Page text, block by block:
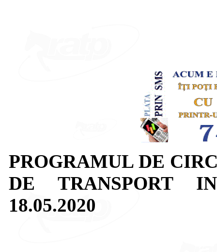
PROGRAMUL DE
DE TRANSPORT
18.05.2020